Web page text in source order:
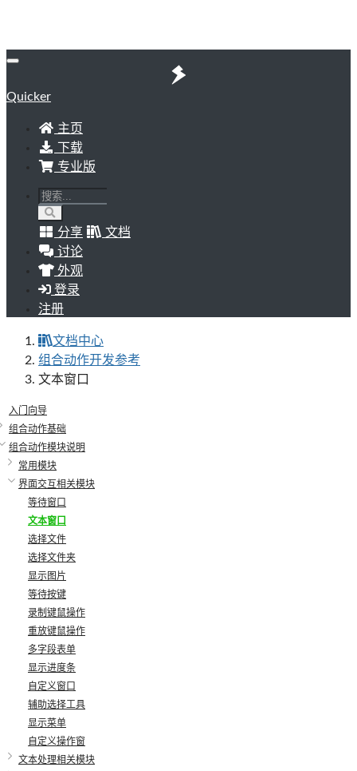
Quicker
主页
下载
专业版
分享
文档
讨论
外观
登录
注册
文档中心
组合动作开发参考
文本窗口
入门向导
组合动作基础
组合动作模块说明
常用模块
界面交互相关模块
等待窗口
文本窗口
选择文件
选择文件夹
显示图片
等待按键
录制键鼠操作
重放键鼠操作
多字段表单
显示进度条
自定义窗口
辅助选择工具
显示菜单
自定义操作窗
文本处理相关模块